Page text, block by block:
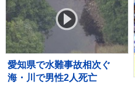
愛知県で水難事故相次ぐ
海・川で男性2人死亡